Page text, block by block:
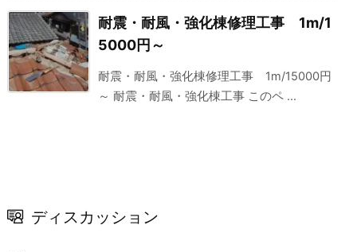
耐震・耐風・強化棟修理工事 1m/1
5000円～
耐震・耐風・強化棟修理工事 1m/15000円
～ 耐震・耐風・強化棟工事 このペ ...
ディスカッション